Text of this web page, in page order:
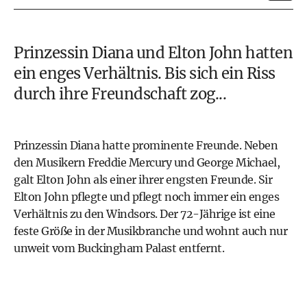
Prinzessin Dianaund Elton John hatten
ein enges Verhältnis. Bis sich ein Riss
durch ihre Freundschaft zog...
Prinzessin Diana hatte prominente Freunde. Neben
den MusikernFreddie Mercuryund George Michael,
galt Elton John als einer ihrer engsten Freunde. Sir
Elton John pflegte und pflegt noch immer ein enges
Verhältnis zu den Windsors. Der 72-Jährige ist eine
feste Größe in der Musikbranche und wohnt auch nur
unweit vom Buckingham Palast entfernt.